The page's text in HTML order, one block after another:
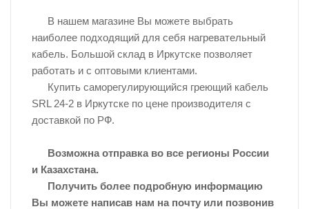
В нашем магазине Вы можете выбрать
наиболее подходящий для себя нагревательный
кабель. Большой склад в Иркутске позволяет
работать и с оптовыми клиентами.
Купить саморегулирующийся греющий кабель
SRL 24-2 в Иркутске по цене производителя с
доставкой по РФ.
Возможна отправка во все регионы России
и Казахстана.
Получить более подробную информацию
Вы можете написав нам на почту или позвонив